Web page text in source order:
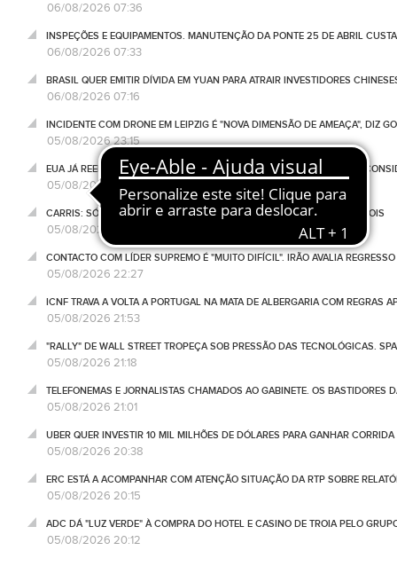
06/08/2026 07:36
INSPEÇÕES E EQUIPAMENTOS. MANUTENÇÃO DA PONTE 25 DE ABRIL
06/08/2026 07:33
BRASIL QUER EMITIR DÍVIDA EM YUAN PARA ATRAIR INVESTIDORES
06/08/2026 07:16
INCIDENTE COM DRONE EM LEIPZIG É "NOVA DIMENSÃO DE AMEAÇA", DIZ
05/08/2026 23:15
EUA JÁ REEMBOLSARAM 100 MIL MILHÕES DE DÓLARES DAS TARIFAS
05/08/2026 22:57
CARRIS: SÓ TRÊS PESSOAS RECEBERAM INDEMNIZAÇÃO, UM ANO DEPOIS
05/08/2026 22:47
CONTACTO COM LÍDER SUPREMO É "MUITO DIFÍCIL". IRÃO AVALIA
05/08/2026 22:27
ICNF TRAVA A VOLTA A PORTUGAL NA MATA DE ALBERGARIA COM REGRAS
05/08/2026 21:53
"RALLY" DE WALL STREET TROPEÇA SOB PRESSÃO DAS TECNOLÓGICAS.
05/08/2026 21:18
TELEFONEMAS E JORNALISTAS CHAMADOS AO GABINETE. OS BASTIDORES
05/08/2026 21:01
UBER QUER INVESTIR 10 MIL MILHÕES DE DÓLARES PARA GANHAR
05/08/2026 20:38
ERC ESTÁ A ACOMPANHAR COM ATENÇÃO SITUAÇÃO DA RTP SOBRE
05/08/2026 20:15
ADC DÁ "LUZ VERDE" À COMPRA DO HOTEL E CASINO DE TROIA PELO
05/08/2026 20:12